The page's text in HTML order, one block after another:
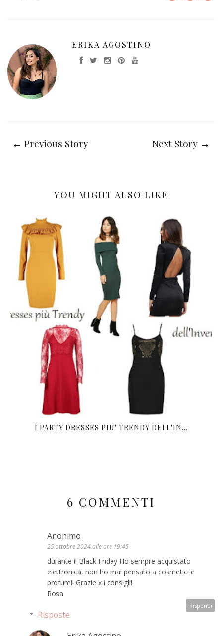
ERIKA AGOSTINO
← Previous Story Next Story →
YOU MIGHT ALSO LIKE
I PARTY DRESSES PIU' TRENDY DELL'IN...
6 COMMENTI
Anonimo
25 ottobre 2024 alle ore 19:45
durante il Black Friday Ho sempre acquistato
elettronica, non ho mai pensato a cosmetici e
profumi! Grazie x i consigli!
Rosa
Rispondi
Risposte